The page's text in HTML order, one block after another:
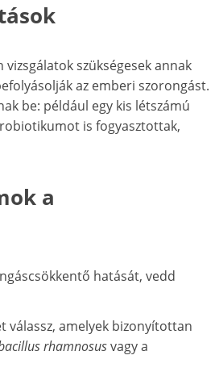
szükségesek annak
az emberi szorongást.
be: például egy kis létszámú
is fogyasztottak,
a
hatását, vedd
válassz, amelyek bizonyítottan
rhamnosusvagy a